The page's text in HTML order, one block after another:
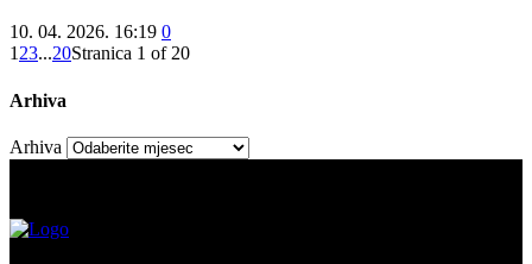
10. 04. 2026. 16:19 0
1 23...20Stranica 1 of 20
Arhiva
Arhiva